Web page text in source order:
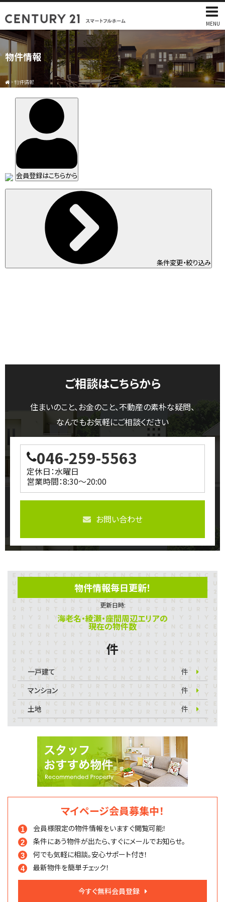
MENU
物件情報
>物件情報
会員登録はこちらから
条件変更・絞り込み
ご相談はこちらから
住まいのこと、お金のこと、不動産の素朴な疑問、
なんでもお気軽にご相談ください
046-259-5563
定休日：水曜日
営業時間：8:30～20:00
お問い合わせ
物件情報毎日更新！
更新日時:
海老名・綾瀬・座間周辺エリアの
現在の物件数
件
一戸建て
件
マンション
件
土地
件
マイページ会員募集中！
会員様限定の物件情報をいますぐ閲覧可能！
条件にあう物件が出たら、すぐにメールでお知らせ。
何でも気軽に相談。安心サポート付き！
最新物件を簡単チェック！
今すぐ無料会員登録